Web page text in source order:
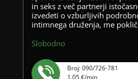
in seks z več partnerji
izvedeti o vzburljivih
intimnega druženja, me
Slobodno
Broj: 090/726-781
1.05 €/min